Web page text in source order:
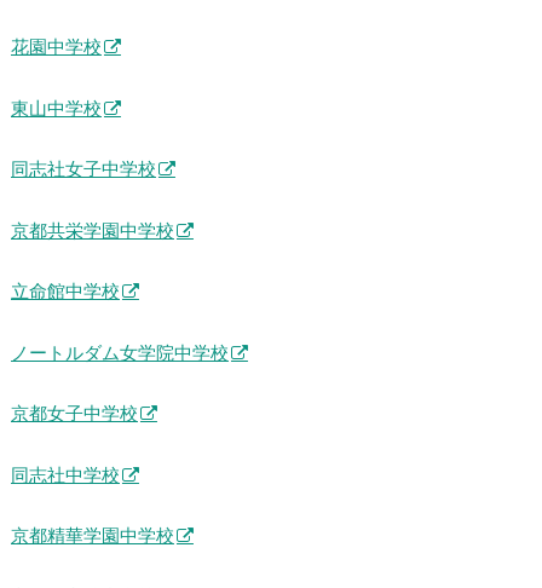
花園中学校
東山中学校
同志社女子中学校
京都共栄学園中学校
立命館中学校
ノートルダム女学院中学校
京都女子中学校
同志社中学校
京都精華学園中学校